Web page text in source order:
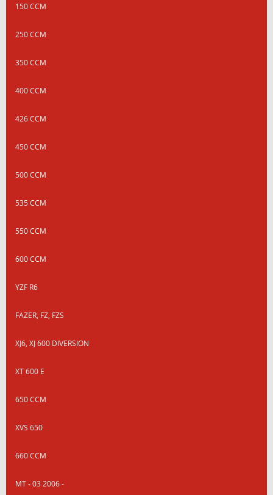
150 CCM
250 CCM
350 CCM
400 CCM
426 CCM
450 CCM
500 CCM
535 CCM
550 CCM
600 CCM
YZF R6
FAZER, FZ, FZS
XJ6, XJ 600 DIVERSION
XT 600 E
650 CCM
XVS 650
660 CCM
MT - 03 2006 -